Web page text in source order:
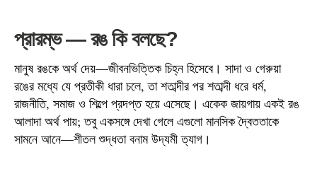
প্রারম্ভ — রঙ কি বলছে?
মানুষ রঙকে অর্থ দেয়—জীবনভিত্তিক চিহ্ন হিসেবে। সাদা ও গেরুয়া
রঙের মধ্যে যে প্রতীকী ধারা চলে, তা শতাব্দীর পর শতাব্দী ধরে ধর্ম,
রাজনীতি, সমাজ ও শিল্পে প্রদপ্ত হয়ে এসেছে। একেক জায়গায় একই রঙ
আলাদা অর্থ পায়; তবু একসঙ্গে দেখা গেলে এগুলো মানসিক দ্বৈততাকে
সামনে আনে—শীতল শুদ্ধতা বনাম উদ্যমী ত্যাগ।